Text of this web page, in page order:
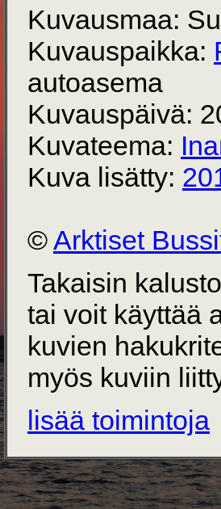
Kuvausmaa:
Kuvauspaikka:
autoasema
Kuvauspäivä:
Kuvateema:
Kuva lisätty:
©Arktiset
Takaisin
tai voit käyttää
kuvien
myös kuviin
lisää toimintoja